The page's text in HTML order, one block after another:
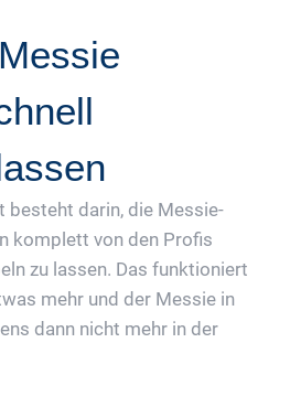
besteht darin, die Messie-
komplett von den Profis
zu lassen. Das funktioniert
mehr und der Messie in
dann nicht mehr in der